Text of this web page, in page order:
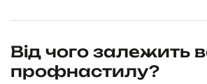
Від чого залежить
профнастилу?